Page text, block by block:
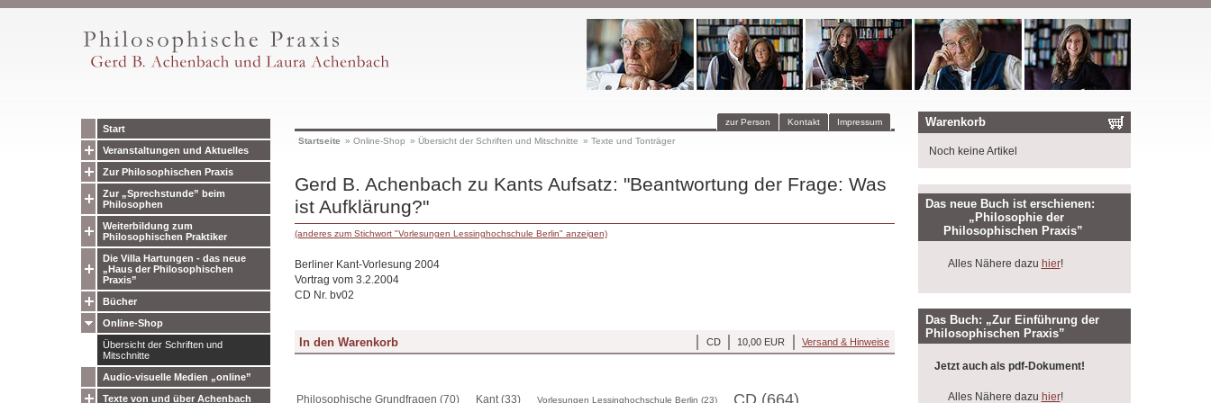
Start
Veranstaltungen und Aktuelles
Zur Philosophischen Praxis
Zur „Sprechstunde” beim
Philosophen
Weiterbildung zum
Philosophischen Praktiker
Die Villa Hartungen - das neue
„Haus der Philosophischen
Praxis”
Bücher
Online-Shop
Übersicht der Schriften und
Mitschnitte
Audio-visuelle Medien „online”
Texte von und über Achenbach
Impressum
Kontakt
zur Person
Startseite » Online-Shop » Übersicht der Schriften und Mitschnitte » Texte und Tonträger
Gerd B. Achenbach zu Kants Aufsatz: "Beantwortung der Frage: Was
ist Aufklärung?"
(anderes zum Stichwort "Vorlesungen Lessinghochschule Berlin" anzeigen)
Berliner Kant-Vorlesung 2004
Vortrag vom 3.2.2004
CD Nr. bv02
Versand & Hinweise
10,00 EUR
CD
Philosophische Grundfragen (70) Kant (33) Vorlesungen Lessinghochschule Berlin (23)
Warenkorb
Noch keine Artikel
Das neue Buch ist erschienen:
„Philosophie der
Philosophischen Praxis”
Alles Nähere dazu hier!
Das Buch: „Zur Einführung der
Philosophischen Praxis”
Jetzt auch als pdf-Dokument!
Alles Nähere dazu hier!